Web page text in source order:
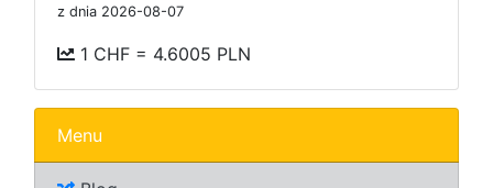
z dnia 2026-08-07
1 CHF = 4.6005 PLN
Menu